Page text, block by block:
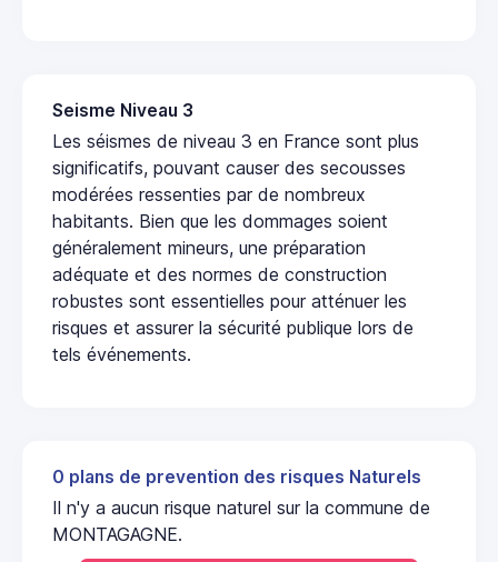
Seisme Niveau 3
Les séismes de niveau 3 en France sont plus
significatifs, pouvant causer des secousses
modérées ressenties par de nombreux
habitants. Bien que les dommages soient
généralement mineurs, une préparation
adéquate et des normes de construction
robustes sont essentielles pour atténuer les
risques et assurer la sécurité publique lors de
tels événements.
0 plans de prevention des risques Naturels
Il n'y a aucun risque naturel sur la commune de
MONTAGAGNE.